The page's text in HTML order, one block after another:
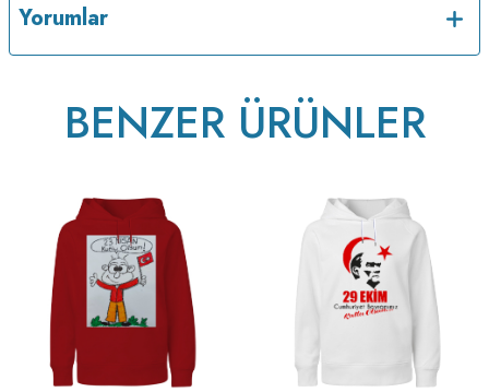
Yorumlar
BENZER ÜRÜNLER